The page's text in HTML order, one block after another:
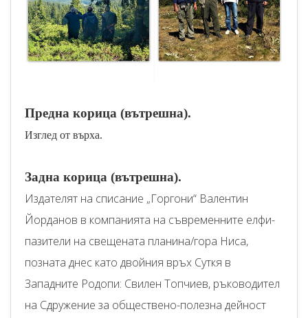
Предна корица (вътрешна).
Изглед от върха.
Задна корица (вътрешна).
Издателят на списание „Горгони“ Валентин
Йорданов в компанията на съвременните елфи-
пазители на свещената планина/гора Ниса,
позната днес като двойния връх Суткя в
Западните Родопи: Свилен Топчиев, ръководител
на Сдружение за обществено-полезна дейност